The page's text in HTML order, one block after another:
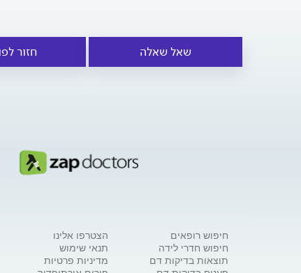
שאל שאלה חזור
חיפוש רופאים
חיפוש חדרי לידה
תוצאות בדיקות דם
הצטרפו אלינו
תנאי שימוש
מדיניות פרטיות